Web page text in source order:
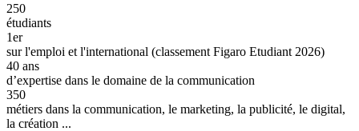
250
étudiants
1er
sur l'emploi et l'international (classement Figaro Etudiant 2026)
40 ans
d’expertise dans le domaine de la communication
350
métiers dans la communication, le marketing, la publicité, le digital,
la création ...